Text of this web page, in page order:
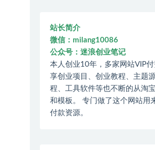
站长简介
微信：milang10086
公众号：迷浪创业笔记
本人创业10年，多家网站VIP
享创业项目、创业教程、主题
程、工具软件等也不断的从淘
和模板。 专门做了这个网站用
付款资源。